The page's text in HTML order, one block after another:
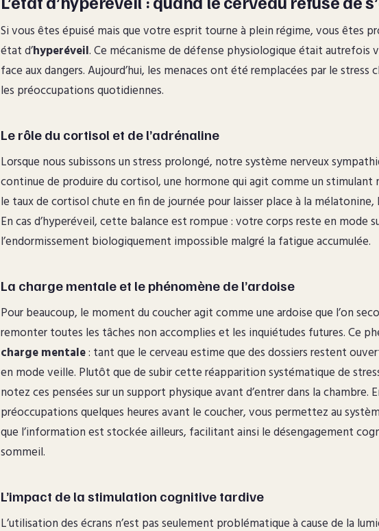
Si vous êtes épuisé mais que votre esprit tourne à plein régime, vous êtes
état d’hyperéveil. Ce mécanisme de défense physiologique était autrefois
face aux dangers. Aujourd’hui, les menaces ont été remplacées par le stress
les préoccupations quotidiennes.
Le rôle du cortisol et de l’adrénaline
Lorsque nous subissons un stress prolongé, notre système nerveux
continue de produire du cortisol, une hormone qui agit comme un stimulant
le taux de cortisol chute en fin de journée pour laisser place à la mélatonine,
En cas d’hyperéveil, cette balance est rompue : votre corps reste en mode
l’endormissement biologiquement impossible malgré la fatigue accumulée.
La charge mentale et le phénomène de l’ardoise
Pour beaucoup, le moment du coucher agit comme une ardoise que l’on
remonter toutes les tâches non accomplies et les inquiétudes futures. Ce
charge mentale: tant que le cerveau estime que des dossiers restent
en mode veille. Plutôt que de subir cette réapparition systématique de
notez ces pensées sur un support physique avant d’entrer dans la chambre.
préoccupations quelques heures avant le coucher, vous permettez au
que l’information est stockée ailleurs, facilitant ainsi le désengagement
sommeil.
L’impact de la stimulation cognitive tardive
L’utilisation des écrans n’est pas seulement problématique à cause de la